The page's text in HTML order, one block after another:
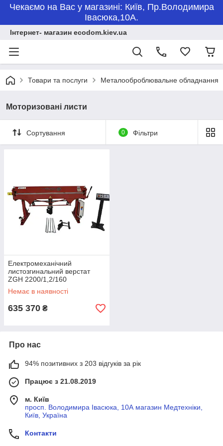
Чекаємо на Вас у магазині: Київ, Пр.Володимира
Івасюка,10А.
Інтернет- магазин ecodom.kiev.ua
Товари та послуги Металооброблювальне обладнання
Моторизовані листи
Сортування 0 Фільтри
Електромеханічний
листозгинальний верстат
ZGH 2200/1,2/160
Немає в наявності
635 370 ₴
Про нас
94% позитивних з 203 відгуків за рік
Працює з 21.08.2019
м. Київ
просп. Володимира Івасюка, 10А магазин Медтехніки,
Київ, Україна
Контакти